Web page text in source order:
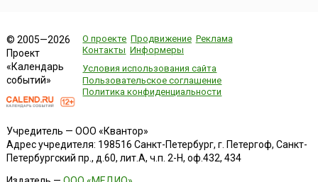
© 2005—2026
Проект
«Календарь
событий»
О проекте Продвижение Реклама
Контакты Информеры
Условия использования сайта
Пользовательское соглашение
Политика конфиденциальности
Учредитель — ООО «Квантор»
Адрес учредителя: 198516 Санкт-Петербург, г. Петергоф, Санкт-
Петербургский пр., д.60, лит.А, ч.п. 2-Н, оф.432, 434